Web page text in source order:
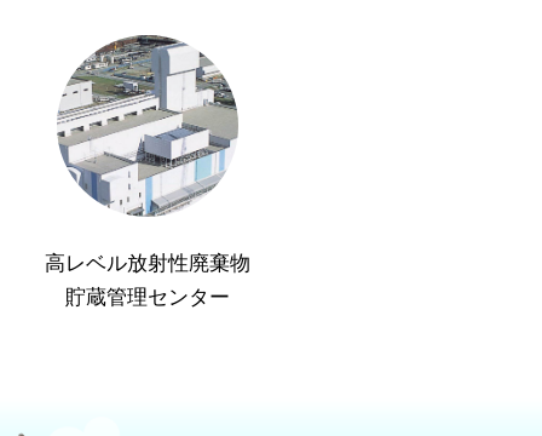
高レベル放射性廃棄物
貯蔵管理センター